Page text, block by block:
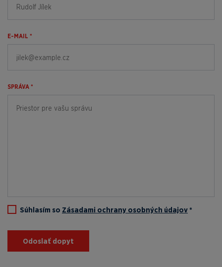
E-MAIL *
SPRÁVA *
Súhlasím so Zásadami ochrany osobných údajov *
Odoslať dopyt